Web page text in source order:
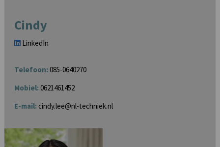
Cindy
LinkedIn
Telefoon: 085-0640270
Mobiel: 0621461452
E-mail: cindy.lee@nl-techniek.nl